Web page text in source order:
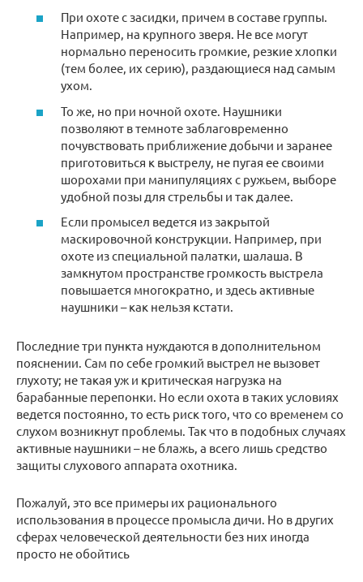
При охоте с засидки, причем в составе группы.
Например, на крупного зверя. Не все могут
нормально переносить громкие, резкие хлопки
(тем более, их серию), раздающиеся над самым
ухом.
То же, но при ночной охоте. Наушники
позволяют в темноте заблаговременно
почувствовать приближение добычи и заранее
приготовиться к выстрелу, не пугая ее своими
шорохами при манипуляциях с ружьем, выборе
удобной позы для стрельбы и так далее.
Если промысел ведется из закрытой
маскировочной конструкции. Например, при
охоте из специальной палатки, шалаша. В
замкнутом пространстве громкость выстрела
повышается многократно, и здесь активные
наушники – как нельзя кстати.
Последние три пункта нуждаются в дополнительном
пояснении. Сам по себе громкий выстрел не вызовет
глухоту; не такая уж и критическая нагрузка на
барабанные перепонки. Но если охота в таких условиях
ведется постоянно, то есть риск того, что со временем со
слухом возникнут проблемы. Так что в подобных случаях
активные наушники – не блажь, а всего лишь средство
защиты слухового аппарата охотника.
Пожалуй, это все примеры их рационального
использования в процессе промысла дичи. Но в других
сферах человеческой деятельности без них иногда
просто не обойтись